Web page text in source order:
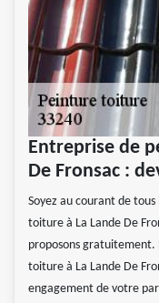
Entreprise de
De Fronsac :
Soyez au courant de
toiture à La Lande De
proposons gratuitement.
toiture à La Lande De
engagement de votre